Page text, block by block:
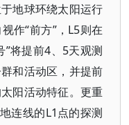
地球环绕太阳运行
作“前方”，L5则在
”将提前4、5天观测
和活动区，并提前
阳活动特征。更重
连线的L1点的探测